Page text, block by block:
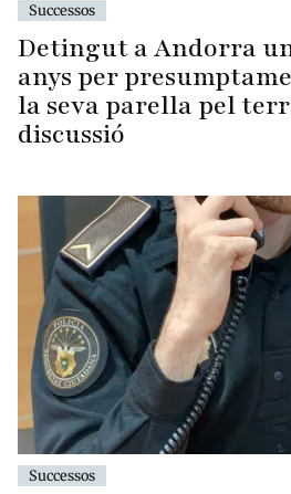
Successos
Detingut a Andorra
anys per
la seva parella pel
discussió
Successos